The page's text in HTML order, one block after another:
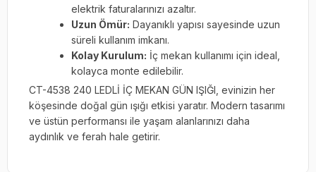
elektrik faturalarınızı azaltır.
Uzun Ömür: Dayanıklı yapısı sayesinde uzun
süreli kullanım imkanı.
Kolay Kurulum: İç mekan kullanımı için ideal,
kolayca monte edilebilir.
CT-4538 240 LEDLİ İÇ MEKAN GÜN IŞIĞI, evinizin her
köşesinde doğal gün ışığı etkisi yaratır. Modern tasarımı
ve üstün performansı ile yaşam alanlarınızı daha
aydınlık ve ferah hale getirir.